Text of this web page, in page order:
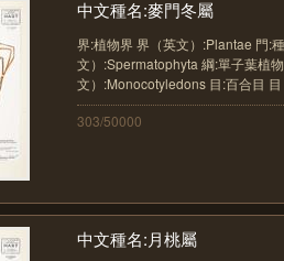
中文種名:麥門冬屬
界:植物界 界（英文）:Plantae 門:
文）:Spermatophyta 綱:單子葉植
文）:Monocotyledons 目:百合目
303/50000
中文種名:月桃屬